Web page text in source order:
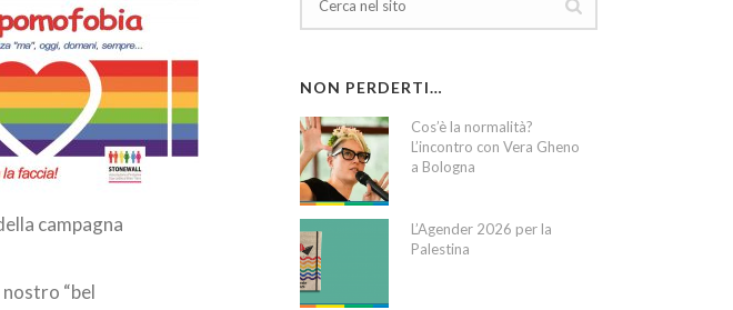
campagna
“bel
NON PERDERTI…
Cos’è la normalità?
L’incontro con Vera Gheno
a Bologna
L’Agender 2026 per la
Palestina